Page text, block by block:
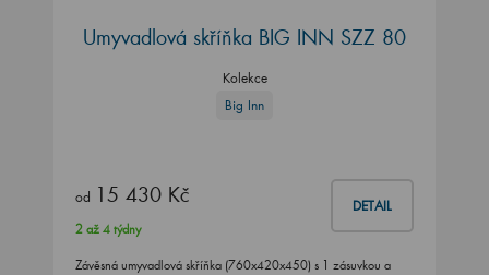
Umyvadlová skříňka BIG INN SZZ 80
Kolekce
Big Inn
od 15 430 Kč DETAIL
2 až 4 týdny
Závěsná umyvadlová skříňka (760x420x450) s 1 zásuvkou a